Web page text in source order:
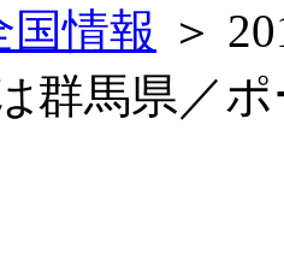
国情報 ＞
群馬県／